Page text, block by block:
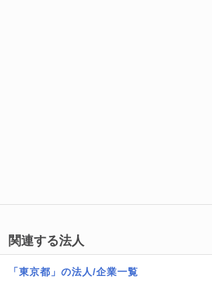
関連する法人
「東京都」の法人/企業一覧